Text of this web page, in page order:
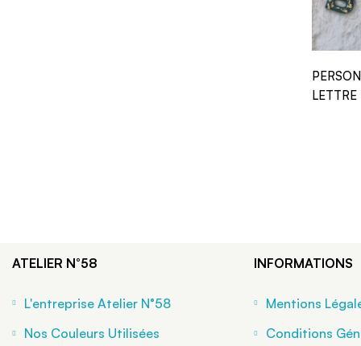
LETTRE
ATELIER N°58
L'entreprise Atelier N°58
Nos Couleurs Utilisées
INFORMATIONS
Mentions
Conditions